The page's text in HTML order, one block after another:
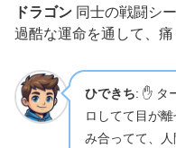
ドラゴン 同士の戦闘シ
過酷な運命を通して、痛
ひできち: ✋ タ
ロしてて目が
み合ってて、